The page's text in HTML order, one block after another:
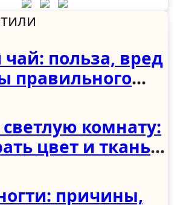
польза, вред
правильного
комнату:
цвет и ткань
причины,